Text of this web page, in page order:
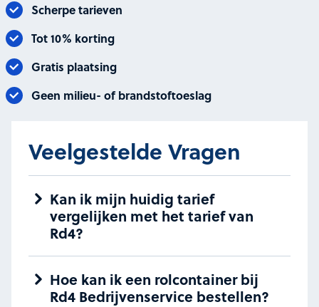
Scherpe tarieven
Tot 10% korting
Gratis plaatsing
Geen milieu- of brandstoftoeslag
Veelgestelde Vragen
Kan ik mijn huidig tarief
vergelijken met het tarief van
Rd4?
Hoe kan ik een rolcontainer bij
Rd4 Bedrijvenservice bestellen?